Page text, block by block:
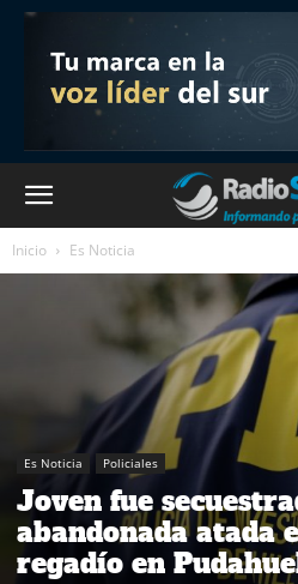
Inicio Es Noticia
Es Noticia Policiales
Joven fue
abandonada atada
regadío en